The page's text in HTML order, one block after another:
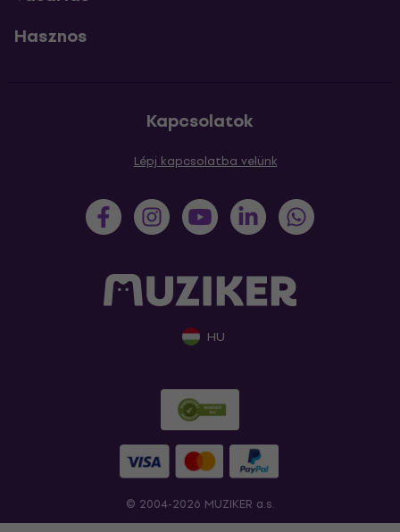
Hasznos
Kapcsolatok
Lépj kapcsolatba velünk
HU
© 2004-2026 MUZIKER a.s.